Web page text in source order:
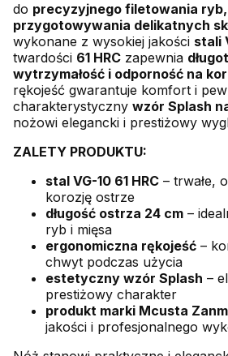
do precyzyjnego filetowania ryb,
przygotowywania delikatnych
wykonane z wysokiej jakości stali
twardości 61 HRC zapewnia
wytrzymałość i odporność na
rękojeść gwarantuje komfort i
charakterystyczny wzór Splash
nożowi elegancki i prestiżowy
ZALETY PRODUKTU:
stal VG-10 61 HRC – trwałe,
korozję ostrze
długość ostrza 24 cm –
ryb i mięsa
ergonomiczna rękojeść –
chwyt podczas użycia
estetyczny wzór Splash –
prestiżowy charakter
produkt marki Mcusta
jakości i profesjonalnego